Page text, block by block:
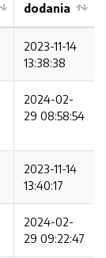
dodania
2023-11-14
13:38:38
2024-02-
29 08:58:54
2023-11-14
13:40:17
2024-02-
29 09:22:47